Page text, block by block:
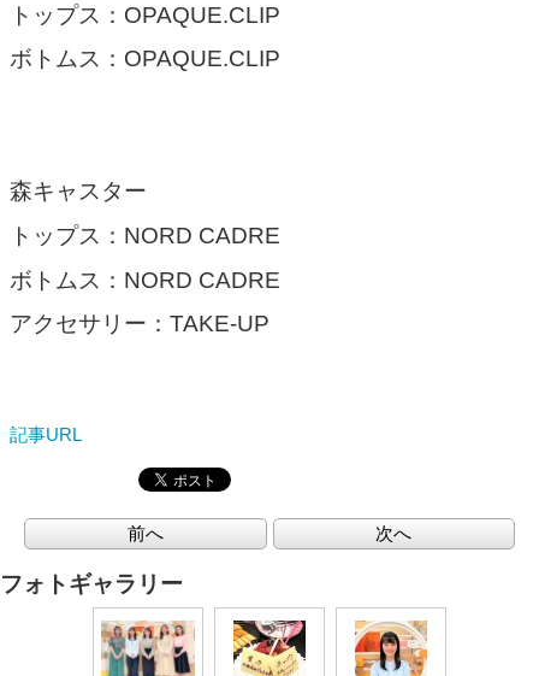
トップス：OPAQUE.CLIP
ボトムス：OPAQUE.CLIP
森キャスター
トップス：NORD CADRE
ボトムス：NORD CADRE
アクセサリー：TAKE-UP
記事URL
前へ 次へ
フォトギャラリー